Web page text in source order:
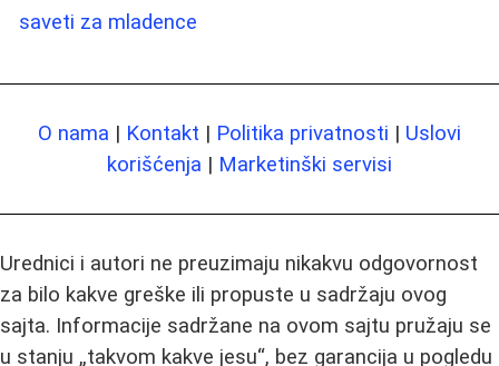
saveti za mladence
O nama | Kontakt | Politika privatnosti | Uslovi
korišćenja | Marketinški servisi
Urednici i autori ne preuzimaju nikakvu odgovornost
za bilo kakve greške ili propuste u sadržaju ovog
sajta. Informacije sadržane na ovom sajtu pružaju se
u stanju „takvom kakve jesu“, bez garancija u pogledu